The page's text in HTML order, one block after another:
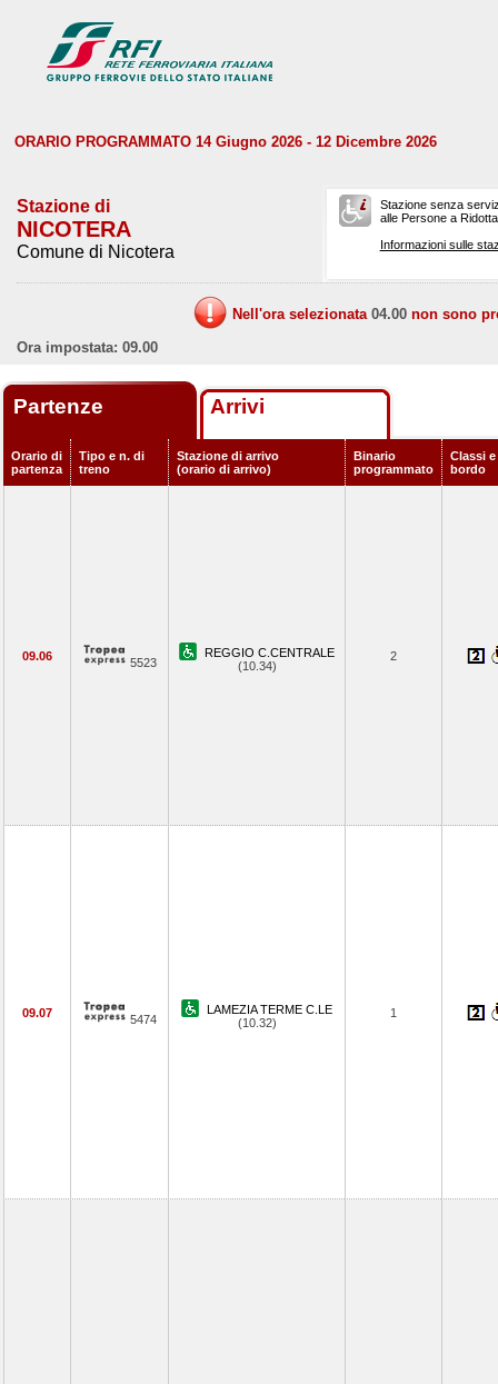
ORARIO PROGRAMMATO 14 Giugno 2026 - 12 Dicembre 2026
Stazione di
NICOTERA
Comune di Nicotera
Stazione senza
alle Persone a
Informazioni sulle
Nell'ora selezionata 04.00 non sono
Ora impostata: 09.00
Partenze Arrivi
Orario di
partenza
Tipo e n. di
treno
Stazione di arrivo
(orario di arrivo)
Binario
programmato
Classi
bordo
09.06 5523
REGGIO C.CENTRALE
(10.34)
2
09.07 5474
LAMEZIA TERME C.LE
(10.32)
1